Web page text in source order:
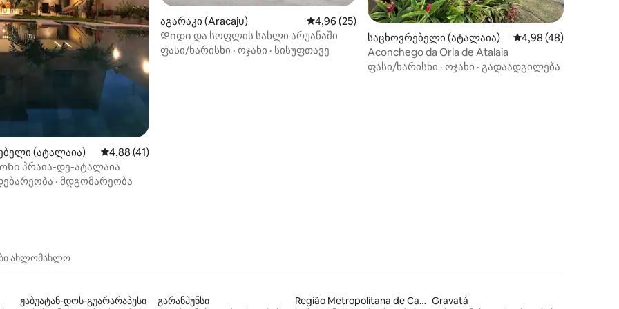
(ატალაია) საშუალო შეფასებაა 5‑დან 4,88, 41 მიმოხილვა
4,88 (41)
პრაია-დე-ატალაია
· მდგომარეობა
აგარაკი (Aracaju) საშუალო შეფასებაა 5‑დან 4,96, 25 მიმოხილვა
4,96 (25)
Დიდი და სოფლის სახლი არუანაში
ფასი/ხარისხი · ოჯახი · სისუფთავე
საცხოვრებელი (ატალაია) საშუალო შეფასებაა
4,98 (48)
Aconchego da Orla de Atalaia
ფასი/ხარისხი · ოჯახი · გადაადგილება
ახლომახლო
ჟაბუატან-დოს-გუარარაპესი
გარანჰუნსი
Região Metropolitana de Campina Grande Gravatá